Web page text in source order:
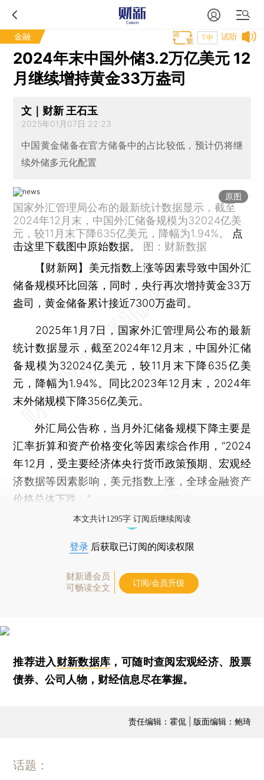
金融 试听
T中
2024年末中国外储3.2万亿美元 12
月继续增持黄金33万盎司
文｜财新 王石玉
2025年01月07日 22:23
中国黄金储备在官方储备中的占比较低，预计仍将继
续外储多元化配置
原图
国家外汇管理局公布的最新统计数据显示，截至
2024年12月末，中国外汇储备规模为32024亿美
元，较11月末下降635亿美元，降幅为1.94%。 点
击这里下载图中原始数据。
图：财新数据
【财新网】 美元指数上涨等因素导致中国外汇
储备规模环比回落，同时，央行再次增持黄金33万
盎司，黄金储备累计接近7300万盎司。
2025年1月7日，国家外汇管理局公布的最新
统计数据显示，截至2024年12月末，中国外汇储
备规模为32024亿美元，较11月末下降635亿美
元，降幅为1.94%。同比2023年12月末，2024年
末外储规模下降356亿美元。
外汇局公告称，当月外汇储备规模下降主要是
汇率折算和资产价格变化等因素综合作用，“2024
年12月，受主要经济体央行货币政策预期、宏观经
济数据等因素影响，美元指数上涨，全球金融资产
价格总体下跌。”
本文共计1295字 订阅后继续阅读
登录 后获取已订阅的阅读权限
财新通会员
可畅读全文
订阅/会员升级
推荐进入财新数据库 ，可随时查阅宏观经济、股票
债券、公司人物，财经信息尽在掌握。
责任编辑：霍侃 | 版面编辑：鲍琦
话题：